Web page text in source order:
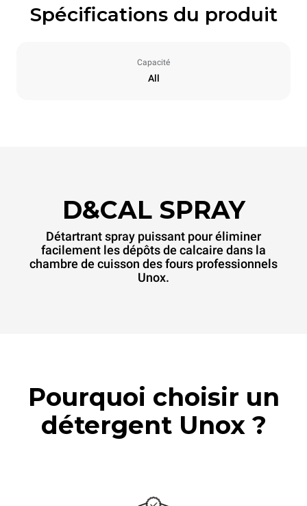
Spécifications du produit
Capacité
All
D&CAL SPRAY
Détartrant spray puissant pour éliminer
facilement les dépôts de calcaire dans la
chambre de cuisson des fours professionnels
Unox.
Pourquoi choisir un
détergent Unox ?